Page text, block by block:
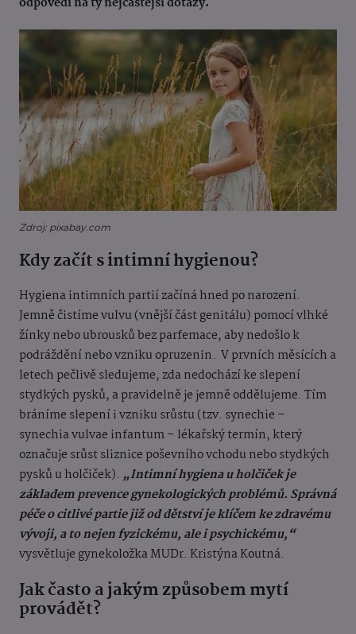
Zdroj: pixabay.com
Kdy začít s intimní hygienou?
Hygiena intimních partií začíná hned po narození.
Jemně čistíme vulvu (vnější část genitálu) pomocí vlhké
žínky nebo ubrousků bez parfemace, aby nedošlo k
podráždění nebo vzniku opruzenin. V prvních měsících a
letech pečlivě sledujeme, zda nedochází ke slepení
stydkých pysků, a pravidelně je jemně oddělujeme. Tím
bráníme slepení i vzniku srůstu (tzv. synechie –
synechia vulvae infantum – lékařský termín, který
označuje srůst sliznice poševního vchodu nebo stydkých
pysků u holčiček). „Intimní hygiena u holčiček je
základem prevence gynekologických problémů. Správná
péče o citlivé partie již od dětství je klíčem ke zdravému
vývoji, a to nejen fyzickému, ale i psychickému,“
vysvětluje gynekoložka MUDr. Kristýna Koutná.
Jak často a jakým způsobem mytí
provádět?